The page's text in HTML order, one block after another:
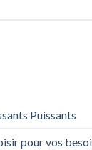
Puissants
pour vos